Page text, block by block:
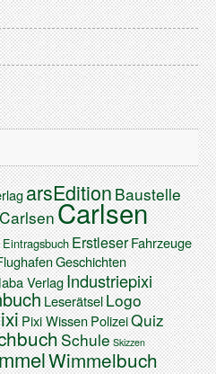
arsEditionBaustelle
CarlsenCarlsen
EintragsbuchErstleserFahrzeuge
Geschichten
VerlagIndustriepixi
LeserätselLogo
Pixi WissenPolizeiQuiz
Schule Skizzen
Wimmelbuch